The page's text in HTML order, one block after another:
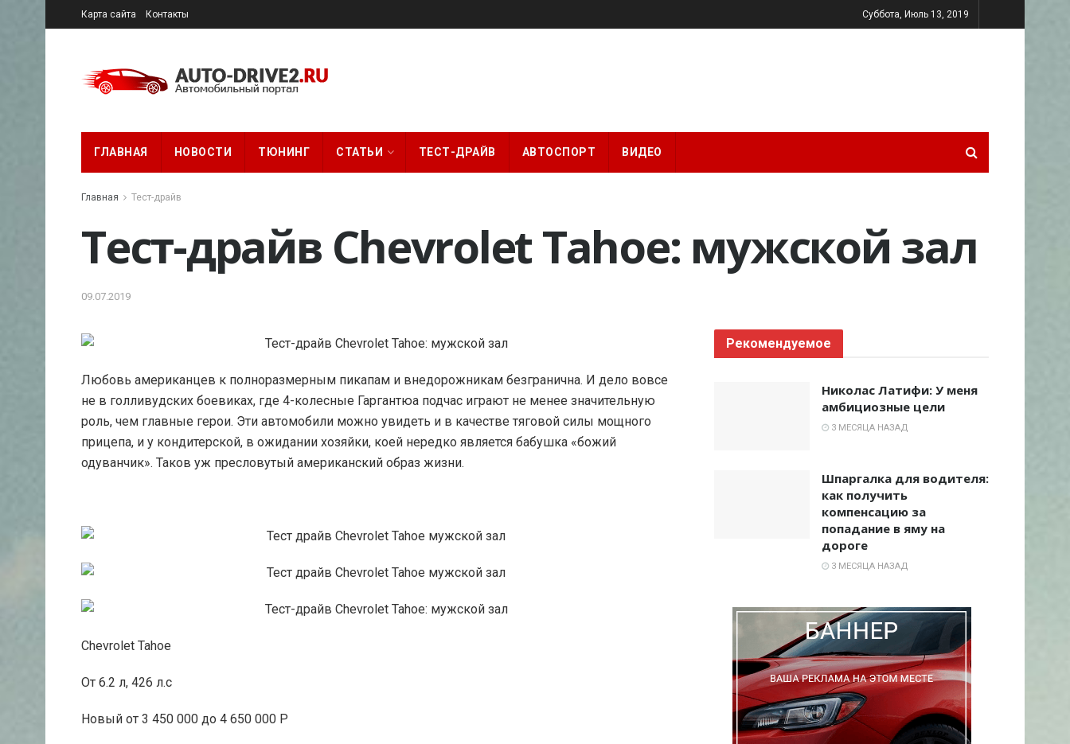
Карта сайта Контакты Суббота, Июль 13, 2019
ГЛАВНАЯ НОВОСТИ ТЮНИНГ СТАТЬИ ТЕСТ-ДРАЙВ АВТОСПОРТ ВИДЕО
Главная Тест-драйв
Тест-драйв Chevrolet Tahoe: мужской зал
09.07.2019
Любовь американцев к полноразмерным пикапам и внедорожникам безгранична. И дело вовсе
не в голливудских боевиках, где 4-колесные Гаргантюа подчас играют не менее значительную
роль, чем главные герои. Эти автомобили можно увидеть и в качестве тяговой силы мощного
прицепа, и у кондитерской, в ожидании хозяйки, коей нередко является бабушка «божий
одуванчик». Таков уж пресловутый американский образ жизни.
Chevrolet Tahoe
От 6.2 л, 426 л.с
Новый от 3 450 000 до 4 650 000 Р
Рекомендуемое
Николас Латифи: У меня
амбициозные цели
3 МЕСЯЦА НАЗАД
Шпаргалка для водителя:
как получить
компенсацию за
попадание в яму на
дороге
3 МЕСЯЦА НАЗАД